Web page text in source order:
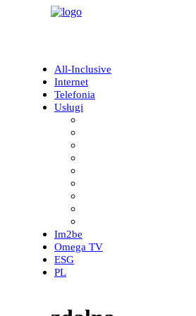
All-Inclusive
Internet
Telefonia
Usługi
Im2be
Omega TV
ESG
PL